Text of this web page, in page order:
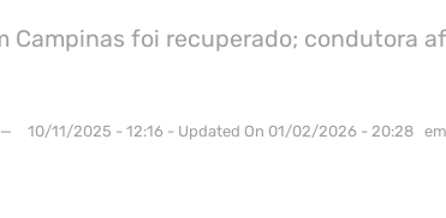
Campinas foi recuperado; condutora
10/11/2025 - 12:16 - Updated On 01/02/2026 - 20:28 em